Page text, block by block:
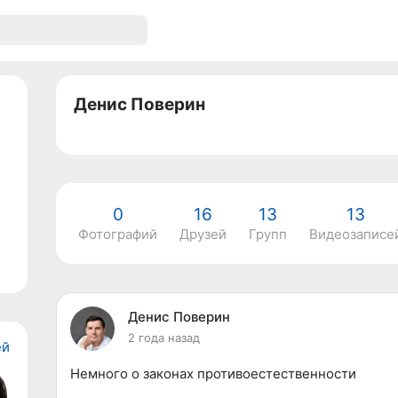
Денис Поверин
0
Фотографий
16
Друзей
13
Групп
13
Денис Поверин
2 года назад
Немного о законах противоестественности